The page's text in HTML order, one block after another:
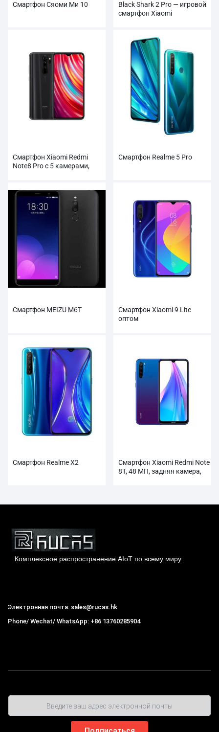
Смартфон Сяоми Ми 10
Black Shark 2 Pro — игровой
смартфон Xiaomi
Смартфон Xiaomi Redmi
Note8 Pro с 5 камерами,
Смартфон Realme 5 Pro
Смартфон MEIZU M6T
Смартфон Xiaomi 9 Lite
оптом
Смартфон Realme X2
Смартфон Xiaomi Redmi Note
8T, 48 МП, задняя камера,
Комплексное распространение AIoT по всему миру.
Электронная почта: sales@rucas.hk
Phone/ Wechat/ WhatsApp: +86 13760285904